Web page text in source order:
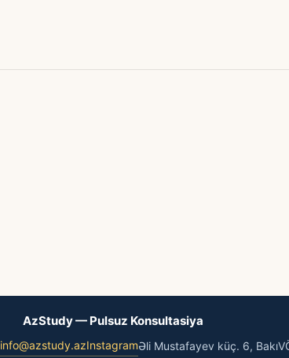
AzStudy — Pulsuz Konsultasiya
info@azstudy.azInstagramƏli Mustafayev küç. 6, Bakı